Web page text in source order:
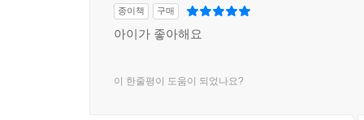
종이책 구매
아이가 좋아해요
이 한줄평이 도움이 되었나요?